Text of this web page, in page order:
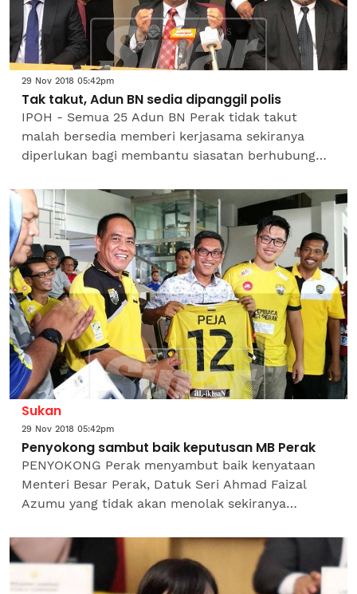
29 Nov 2018 05:42pm
Tak takut, Adun BN sedia dipanggil polis
IPOH - Semua 25 Adun BN Perak tidak takut
malah bersedia memberi kerjasama sekiranya
diperlukan bagi membantu siasatan berhubung
Besar, Datuk Seri Ahmad...
Sukan
29 Nov 2018 05:42pm
Penyokong sambut baik keputusan MB Perak
PENYOKONG Perak menyambut baik kenyataan
Menteri Besar Perak, Datuk Seri Ahmad Faizal
Azumu yang tidak akan menolak sekiranya
Sepak Perak (Pafa). Presiden...